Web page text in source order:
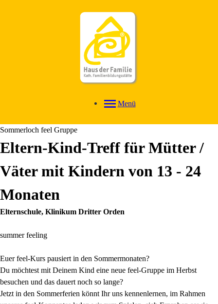
Menü
Sommerloch feel Gruppe
Eltern-Kind-Treff für Mütter /
Väter mit Kindern von 13 - 24
Monaten
Elternschule, Klinikum Dritter Orden
summer feeling
Euer feel-Kurs pausiert in den Sommermonaten?
Du möchtest mit Deinem Kind eine neue feel-Gruppe im Herbst
besuchen und das dauert noch so lange?
Jetzt in den Sommerferien könnt Ihr uns kennenlernen, im Rahmen